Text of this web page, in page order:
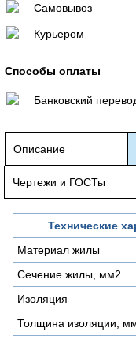
Самовывоз
Курьером
Способы оплаты
Банковский
Описание
Чертежи и ГОСТы
Технические
Материал жилы
Сечение жилы, мм2
Изоляция
Толщина изоляции,